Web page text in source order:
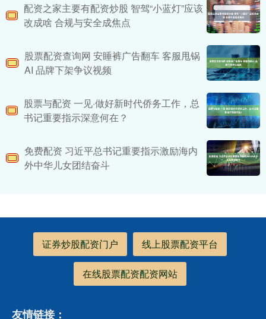
配资之家主要有配资炒股 智驾“小蓝灯”应该
改成啥 合规与安全成焦点
股票配资查询网 安睡裤广告翻车 客服甩锅
AI 品牌下架争议视频
股票与配资 一见·做好新时代侨务工作，总
书记重要指示深意何在？
免费配资 习近平总书记重要指示激励海内
外中华儿女团结奋斗
证券炒股配资门户 线上股票配资平台
在线股票配资配资网站
友情链接：